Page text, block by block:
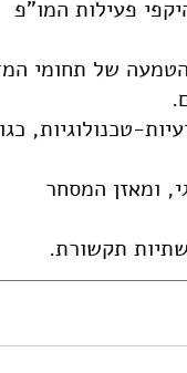
פעילות המו"פ
של תחומי
טכנולוגיות,
ומאזן המסחר